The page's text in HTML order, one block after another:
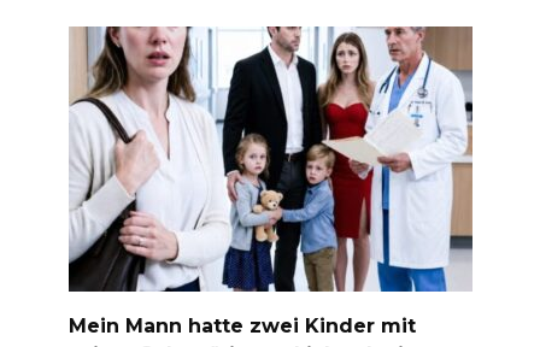
Mein Mann hatte zwei Kinder mit